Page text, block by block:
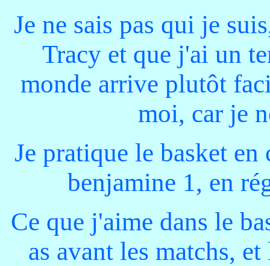
Je ne sais pas qui je
Tracy et que j'ai un
monde arrive plutôt
moi, car je
Je pratique le basket
benjamine 1, en
Ce que j'aime dans le
as avant les matchs,